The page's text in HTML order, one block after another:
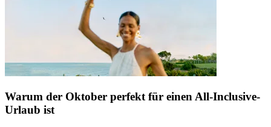
Warum der Oktober perfekt für einen All-Inclusive-
Urlaub ist